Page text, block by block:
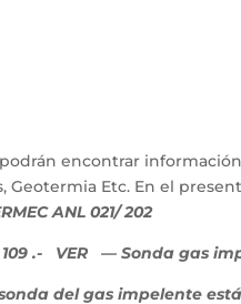
encontrar
Geotermia Etc. En el
ANL 021/ 202
.- VER — Sonda gas
del gas impelente